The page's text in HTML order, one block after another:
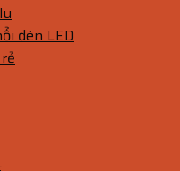
đèn LED